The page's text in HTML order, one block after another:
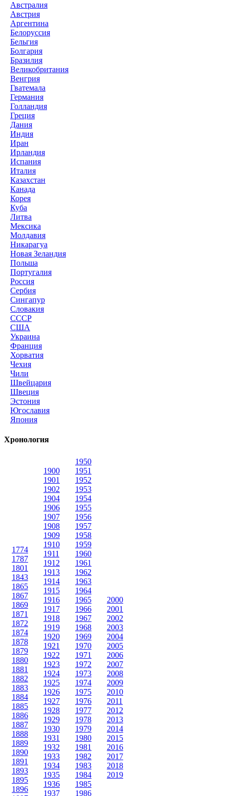
Австралия
Австрия
Аргентина
Белоруссия
Бельгия
Болгария
Бразилия
Великобритания
Венгрия
Гватемала
Германия
Голландия
Греция
Дания
Индия
Иран
Ирландия
Испания
Италия
Казахстан
Канада
Корея
Куба
Литва
Мексика
Молдавия
Никарагуа
Новая Зеландия
Польша
Португалия
Россия
Сербия
Сингапур
Словакия
СССР
США
Украина
Франция
Хорватия
Чехия
Чили
Швейцария
Швеция
Эстония
Югославия
Япония
Хронология
1774
1787
1801
1843
1865
1867
1869
1871
1872
1874
1878
1879
1880
1881
1882
1883
1884
1885
1886
1887
1888
1889
1890
1891
1893
1895
1896
1900
1901
1902
1904
1906
1907
1908
1909
1910
1911
1912
1913
1914
1915
1916
1917
1918
1919
1920
1921
1922
1923
1924
1925
1926
1927
1928
1929
1930
1931
1932
1933
1934
1935
1936
1937
1950
1951
1952
1953
1954
1955
1956
1957
1958
1959
1960
1961
1962
1963
1964
1965
1966
1967
1968
1969
1970
1971
1972
1973
1974
1975
1976
1977
1978
1979
1980
1981
1982
1983
1984
1985
1986
2000
2001
2002
2003
2004
2005
2006
2007
2008
2009
2010
2011
2012
2013
2014
2015
2016
2017
2018
2019